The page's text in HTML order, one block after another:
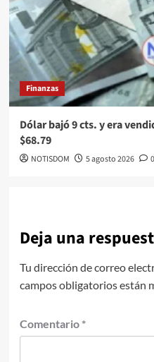
Finanzas
Dólar bajó 9 cts. y era
$68.79
NOTISDOM 5 agosto 2026 0
Deja una
Tu dirección de correo
campos obligatorios están
Comentario *